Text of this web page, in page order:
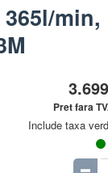
min,
Pret fara
Include taxa